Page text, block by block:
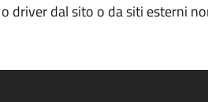
dal sito o da siti esterni